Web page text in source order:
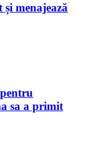
menajează
sa a primit